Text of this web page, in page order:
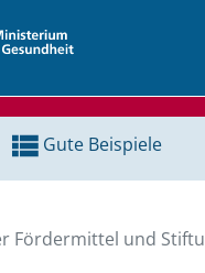
Gute Beispiele
Fördermittel und